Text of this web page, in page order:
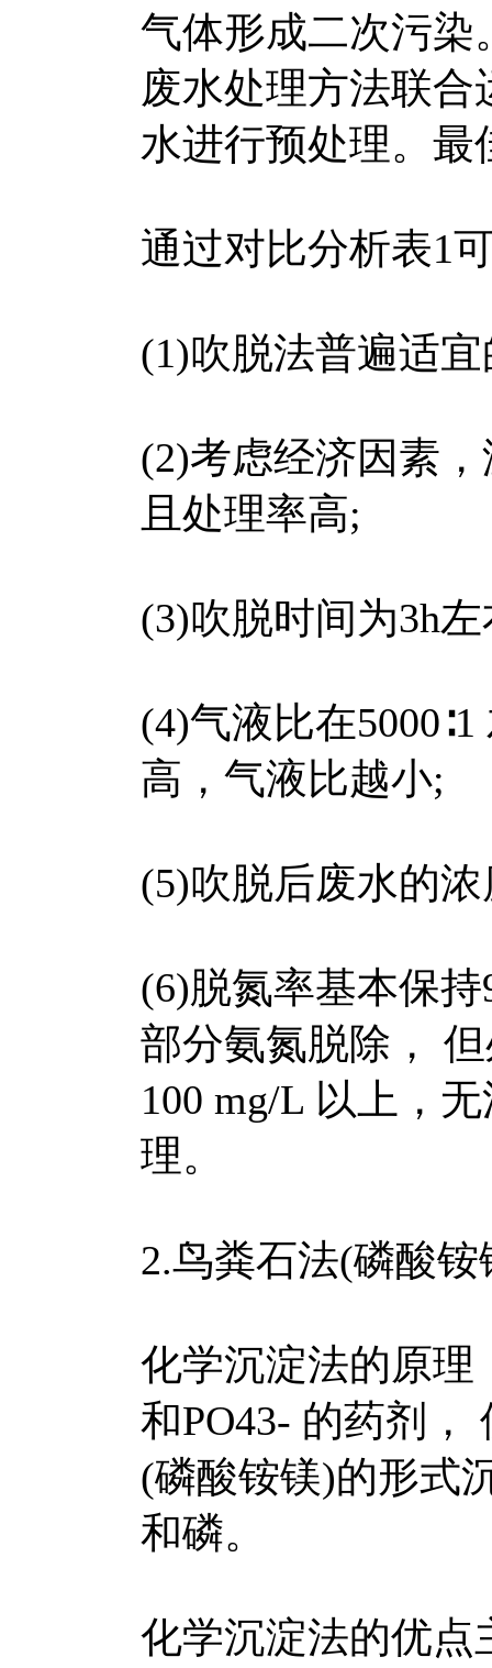
气体形成二次污染
废水处理方法联
水进行预处理。最
通过对比分析表1
(1)吹脱法普遍适
(2)考虑经济因素
且处理率高;
(3)吹脱时间为3h
(4)气液比在
高，气液比越小;
(5)吹脱后废水的
(6)脱氮率基本保
部分氨氮脱除，
100 mg/L 以上，
理。
2.鸟粪石法(磷酸
化学沉淀法的原理
和PO43- 的药剂
(磷酸铵镁)的形式
和磷。
化学沉淀法的优点